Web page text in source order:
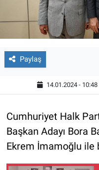
Paylaş
14.01.2024 - 10:48
Cumhuriyet Halk
Başkan Adayı Bora
Ekrem İmamoğlu ile